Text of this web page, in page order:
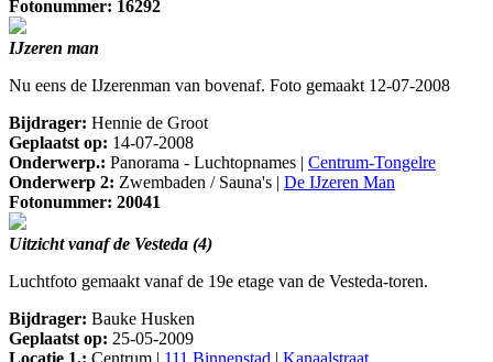
Fotonummer: 16292
IJzeren man
Nu eens de IJzerenman van bovenaf. Foto gemaakt 12-07-2008
Bijdrager: Hennie de Groot
Geplaatst op: 14-07-2008
Onderwerp.: Panorama - Luchtopnames | Centrum-Tongelre
Onderwerp 2: Zwembaden / Sauna's | De IJzeren Man
Fotonummer: 20041
Uitzicht vanaf de Vesteda (4)
Luchtfoto gemaakt vanaf de 19e etage van de Vesteda-toren.
Bijdrager: Bauke Husken
Geplaatst op: 25-05-2009